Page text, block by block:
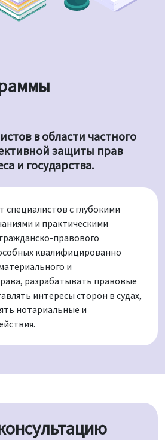
в области частного
защиты прав
и государства.
специалистов с глубокими
и практическими
правового
квалифицированно
и
разрабатывать правовые
интересы сторон в судах,
нотариальные и